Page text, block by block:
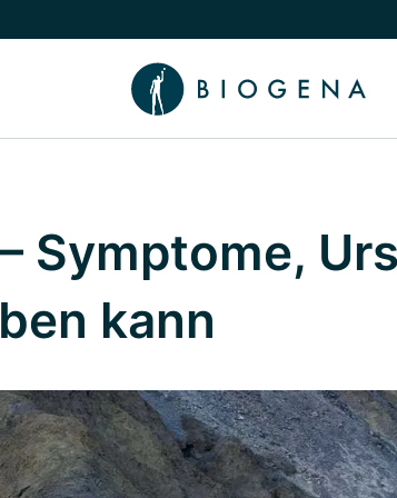
Wissen umschalten
Symptome,
kann